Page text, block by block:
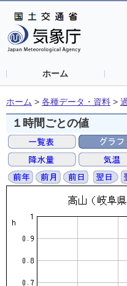
ホーム
ホーム > 各種データ・資料 >
１時間ごとの値